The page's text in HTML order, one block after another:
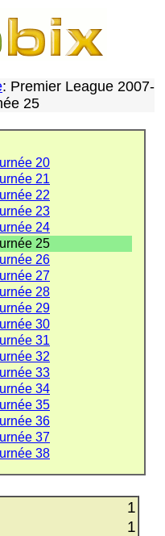
: Premier League 2007-
25
20
21
22
23
24
25
26
27
28
29
30
31
32
33
34
35
36
37
38
1
1